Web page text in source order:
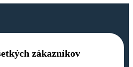
zákazníkov